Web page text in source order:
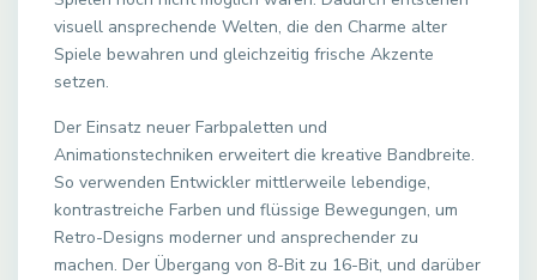
visuell ansprechende Welten, die den Charme alter
Spiele bewahren und gleichzeitig frische Akzente
setzen.
Der Einsatz neuer Farbpaletten und
Animationstechniken erweitert die kreative Bandbreite.
So verwenden Entwickler mittlerweile lebendige,
kontrastreiche Farben und flüssige Bewegungen, um
Retro-Designs moderner und ansprechender zu
machen. Der Übergang von 8-Bit zu 16-Bit, und darüber